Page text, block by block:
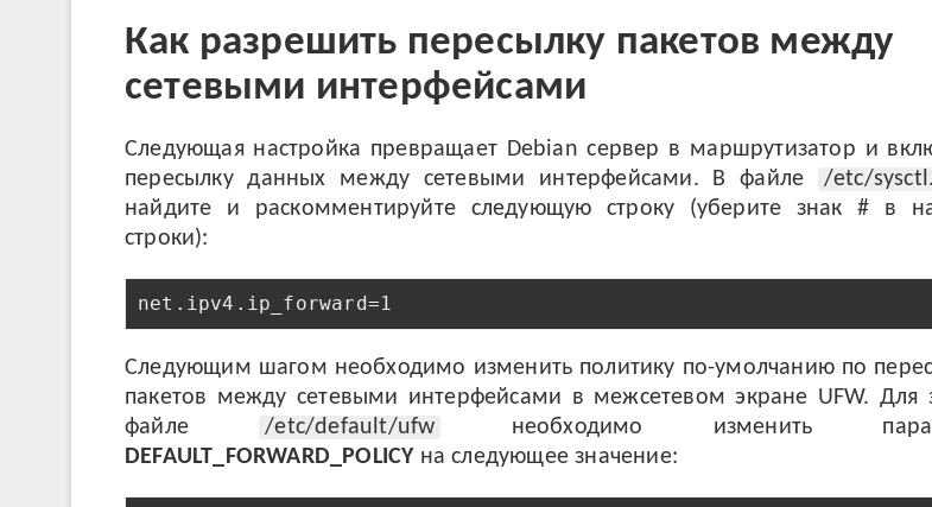
Как разрешить пересылку пакетов между
сетевыми интерфейсами
Следующая настройка превращает Debian сервер в маршрутизатор и
пересылку данных между сетевыми интерфейсами. В файле
/etc/
найдите и раскомментируйте следующую строку (уберите знак # в
строки):
net.ipv4.ip_forward=1
Следующим шагом необходимо изменить политику по-умолчанию по
пакетов между сетевыми интерфейсами в межсетевом экране UFW. Для
файле
/etc/default/ufw
необходимо изменить
DEFAULT_FORWARD_POLICY на следующее значение: